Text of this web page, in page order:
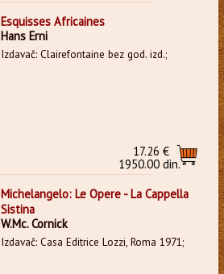
Esquisses Africaines
Hans Erni
Izdavač: Clairefontaine bez god. izd.;
17.26 €
1950.00 din.
Michelangelo: Le Opere - La Cappella
Sistina
W.Mc. Cornick
Izdavač: Casa Editrice Lozzi, Roma 1971;